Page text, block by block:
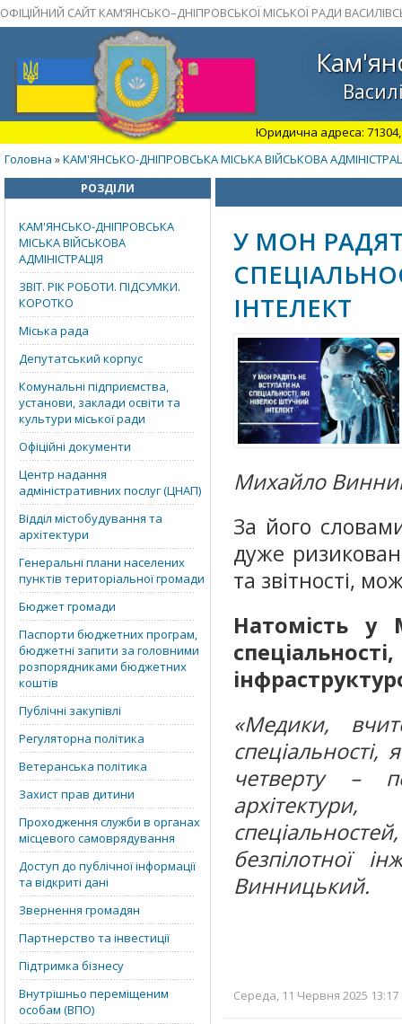
ОФІЦІЙНИЙ САЙТ КАМ’ЯНСЬКО–ДНІПРОВСЬКОЇ МІСЬКОЇ РАДИ
Юридична адреса: 71304,
Головна »КАМ'ЯНСЬКО-ДНІПРОВСЬКА МІСЬКА ВІЙСЬКОВА
РОЗДІЛИ
КАМ'ЯНСЬКО-ДНІПРОВСЬКА
МІСЬКА ВІЙСЬКОВА
АДМІНІСТРАЦІЯ
ЗВІТ. РІК РОБОТИ. ПІДСУМКИ.
КОРОТКО
Міська рада
Депутатський корпус
Комунальні підприємства,
установи, заклади освіти та
культури міської ради
Офіційні документи
Центр надання
адміністративних послуг (ЦНАП)
Відділ містобудування та
архітектури
Генеральні плани населених
пунктів територіальної громади
Бюджет громади
Паспорти бюджетних програм,
бюджетні запити за головними
розпорядниками бюджетних
коштів
Публічні закупівлі
Регуляторна політика
Ветеранська політика
Захист прав дитини
Проходження служби в органах
місцевого самоврядування
Доступ до публічної інформації
та відкриті дані
Звернення громадян
Партнерство та інвестиції
Підтримка бізнесу
Внутрішньо переміщеним
особам (ВПО)
У МОН
ІНТЕЛЕКТ
Михайло
За його
дуже
та звітності,
Натомість у
«Медики,
четверту –
безпілотної
Винницький.
Середа, 11 Червня 2025